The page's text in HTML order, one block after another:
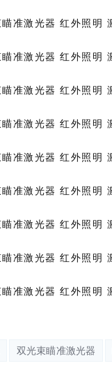
双光束瞄准激光器